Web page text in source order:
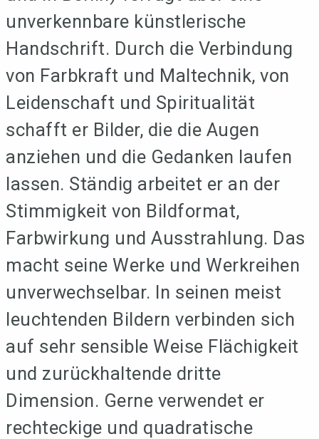
unverkennbare künstlerische
Handschrift. Durch die Verbindung
von Farbkraft und Maltechnik, von
Leidenschaft und Spiritualität
schafft er Bilder, die die Augen
anziehen und die Gedanken laufen
lassen. Ständig arbeitet er an der
Stimmigkeit von Bildformat,
Farbwirkung und Ausstrahlung. Das
macht seine Werke und Werkreihen
unverwechselbar. In seinen meist
leuchtenden Bildern verbinden sich
auf sehr sensible Weise Flächigkeit
und zurückhaltende dritte
Dimension. Gerne verwendet er
rechteckige und quadratische